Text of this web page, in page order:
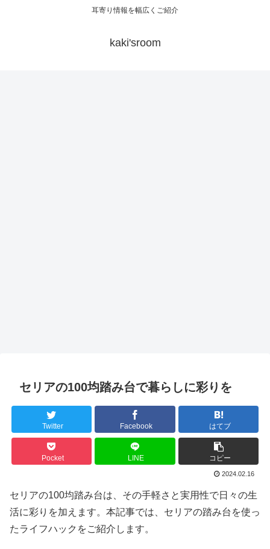
耳寄り情報を幅広くご紹介
kaki'sroom
セリアの100均踏み台で暮らしに彩りを
Twitter Facebook はてブ
Pocket LINE コピー
2024.02.16
セリアの100均踏み台は、その手軽さと実用性で日々の生
活に彩りを加えます。本記事では、セリアの踏み台を使っ
たライフハックをご紹介します。